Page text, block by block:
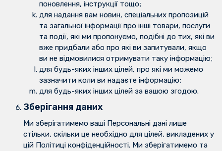
поновлення, інструкції тощо;
для надання вам новин, спеціальних пропозицій
та загальної інформації про інші товари, послуги
та події, які ми пропонуємо, подібні до тих, які ви
вже придбали або про які ви запитували, якщо
ви не відмовилися отримувати таку інформацію;
для будь-яких інших цілей, про які ми можемо
зазначити коли ви надаєте інформацію;
для будь-яких інших цілей за вашою згодою.
Зберігання даних
Ми зберігатимемо ваші Персональні дані лише
стільки, скільки це необхідно для цілей, викладених у
цій Політиці конфіденційності. Ми зберігатимемо та